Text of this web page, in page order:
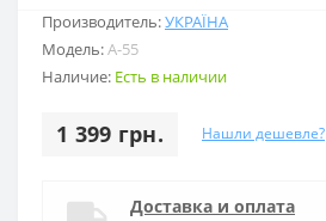
Производитель:УКРАЇНА
Модель:А-55
Наличие: Есть в наличии
1 399 грн. Нашли дешевле?
Доставка и оплата